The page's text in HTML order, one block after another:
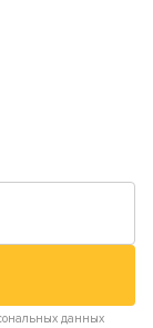
данных